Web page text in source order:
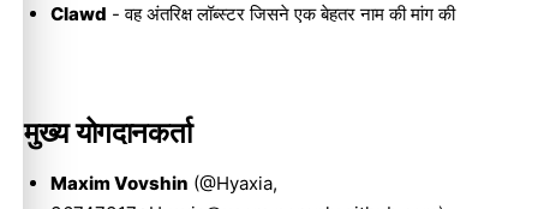
Clawd - वह अंतरिक्ष लॉब्स्टर जिसने एक बेहतर नाम की मांग की
मुख्य योगदानकर्ता
Maxim Vovshin (@Hyaxia,